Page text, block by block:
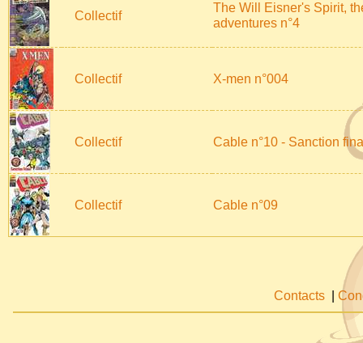
Collectif
The Will Eisner's Spirit,
adventures n°4
Collectif X-men n°004
Collectif Cable n°10 - Sanction
Collectif Cable n°09
Contacts |